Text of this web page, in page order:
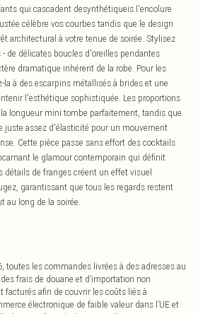
qui cascadent desynthétiqueis l'encolure
célèbre vos courbes tandis que le design
architectural à votre tenue de soirée. Stylisez
de délicates boucles d'oreilles pendantes
dramatique inhérent de la robe. Pour les
la à des escarpins métallisés à brides et une
l'esthétique sophistiquée. Les proportions
longueur mini tombe parfaitement, tandis que
juste assez d'élasticité pour un mouvement
Cette pièce passe sans effort des cocktails
le glamour contemporain qui définit
détails de franges créent un effet visuel
garantissant que tous les regards restent
au long de la soirée.
les commandes livrées à des adresses au
frais de douane et d’importation non
facturés afin de couvrir les coûts liés à
électronique de faible valeur dans l’UE et